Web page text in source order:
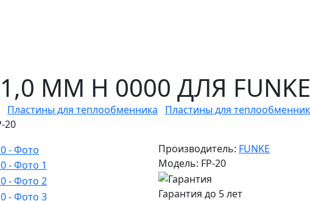
ММ H 0000 ДЛЯ FUNKE
Пластины для теплообменника
Пластины для
20
Производитель: FUNKE
Модель: FP-20
Гарантия до 5 лет